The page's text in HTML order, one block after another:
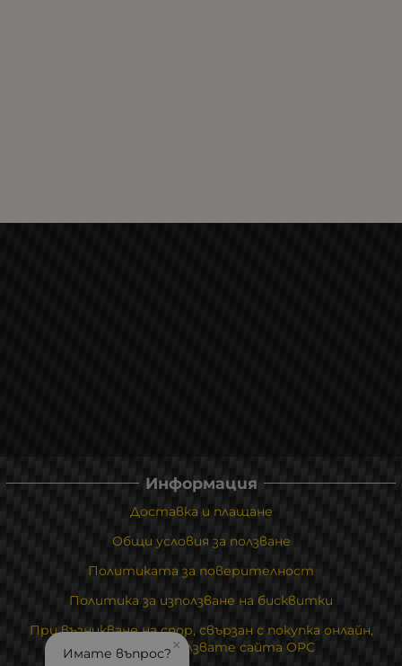
Информация
Доставка и плащане
Общи условия за ползване
Политиката за поверителност
Политика за използване на бисквитки
При възникване на спор, свързан с покупка онлайн,
можете да ползвате сайта ОРС
×
Имате въпрос?